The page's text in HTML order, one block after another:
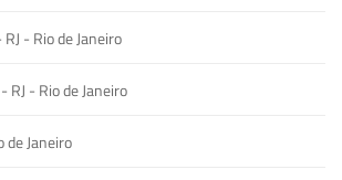
- Rio de Janeiro
RJ - Rio de Janeiro
de Janeiro